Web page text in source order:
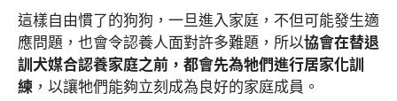
這樣自由慣了的狗狗，一旦進入家庭，不但可能發生適
應問題，也會令認養人面對許多難題，所以協會在替退
訓犬媒合認養家庭之前，都會先為牠們進行居家化訓
練 ，以讓牠們能夠立刻成為良好的家庭成員。